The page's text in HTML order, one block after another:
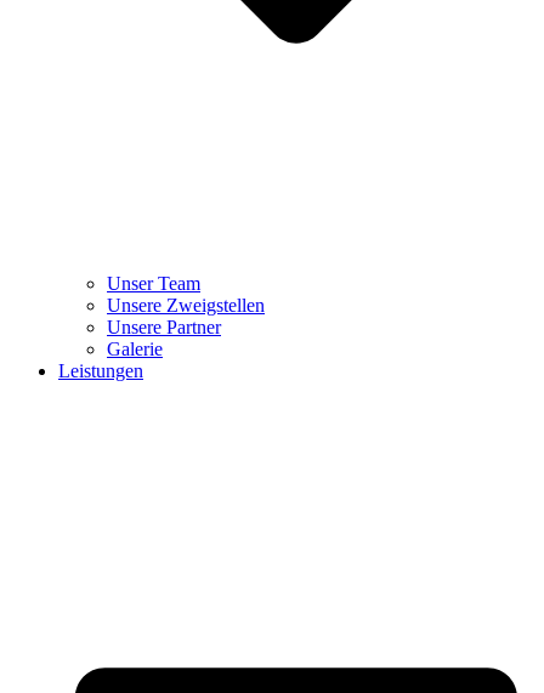
Unser Team
Unsere Zweigstellen
Unsere Partner
Galerie
Leistungen